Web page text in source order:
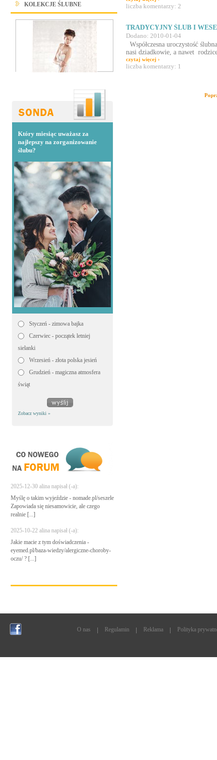
KOLEKCJE ŚLUBNE
Który miesiąc uważasz za
najlepszy na zorganizowanie
ślubu?
Styczeń - zimowa bajka
Czerwiec - początek letniej
sielanki
Wrzesień - złota polska jesień
Grudzień - magiczna atmosfera
świąt
Zobacz wyniki »
2025-12-30 alina napisał (-a):
Myślę o takim wyjeździe - nomade.pl/seszele
Zapowiada się niesamowicie, ale czego
realnie [...]
2025-10-22 alina napisał (-a):
Jakie macie z tym doświadczenia -
eyemed.pl/baza-wiedzy/alergiczne-choroby-
oczu/ ? [...]
liczba komentarzy: 2
TRADYCYJNY ŚLUB I
Dodano: 2010-01-04
Współczesna uroczystość
nasi dziadkowie, a nawet
czytaj więcej ›
liczba komentarzy: 1
O nas Regulamin Reklama Polityka